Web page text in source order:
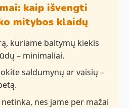
kaip išvengti
mitybos klaidų
kuriame baltymų kiekis
– minimaliai.
saldumynų ar vaisių –
nes jame per mažai